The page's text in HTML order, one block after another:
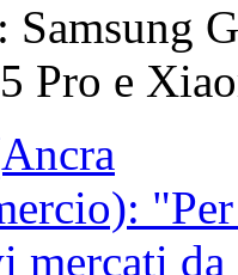
Samsung
Pro e